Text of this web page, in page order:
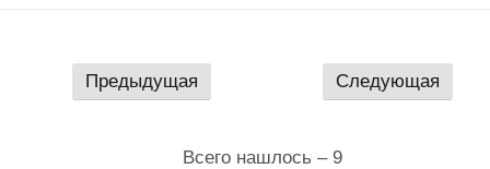
Предыдущая Следующая
Всего нашлось – 9